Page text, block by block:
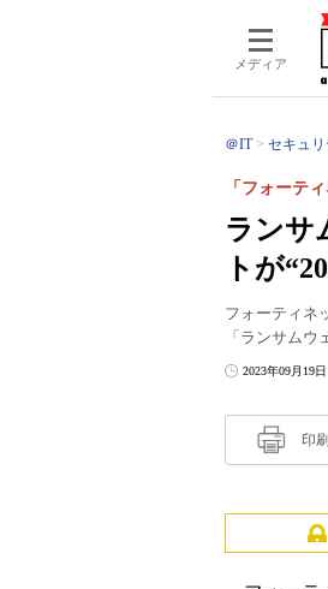
メディア
＠IT セキュリ
ランサ
トが
「フォーテ
フォーティネ
「ランサム
2023年09月19
印刷